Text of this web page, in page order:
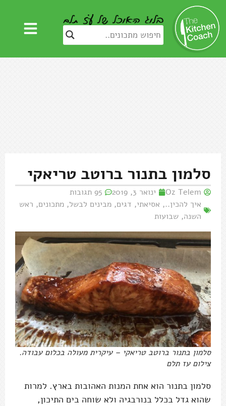
סלמון בתנור ברוטב טריאקי
Oz Telem ינואר 3, 2019
95 תגובות
איך להכין.., אסיאתי, דגים, מבינים לבשל, מתכונים, ראש
השנה, שבועות
סלמון בתנור ברוטב טריאקי – עיקרית מעולה בכלום עבודה.
צילום עז תלם
סלמון בתנור הוא אחת המנות האהובות בארץ. למרות
שהוא גדל בכלל בנורבגיה ולא שוחה בים התיכון,